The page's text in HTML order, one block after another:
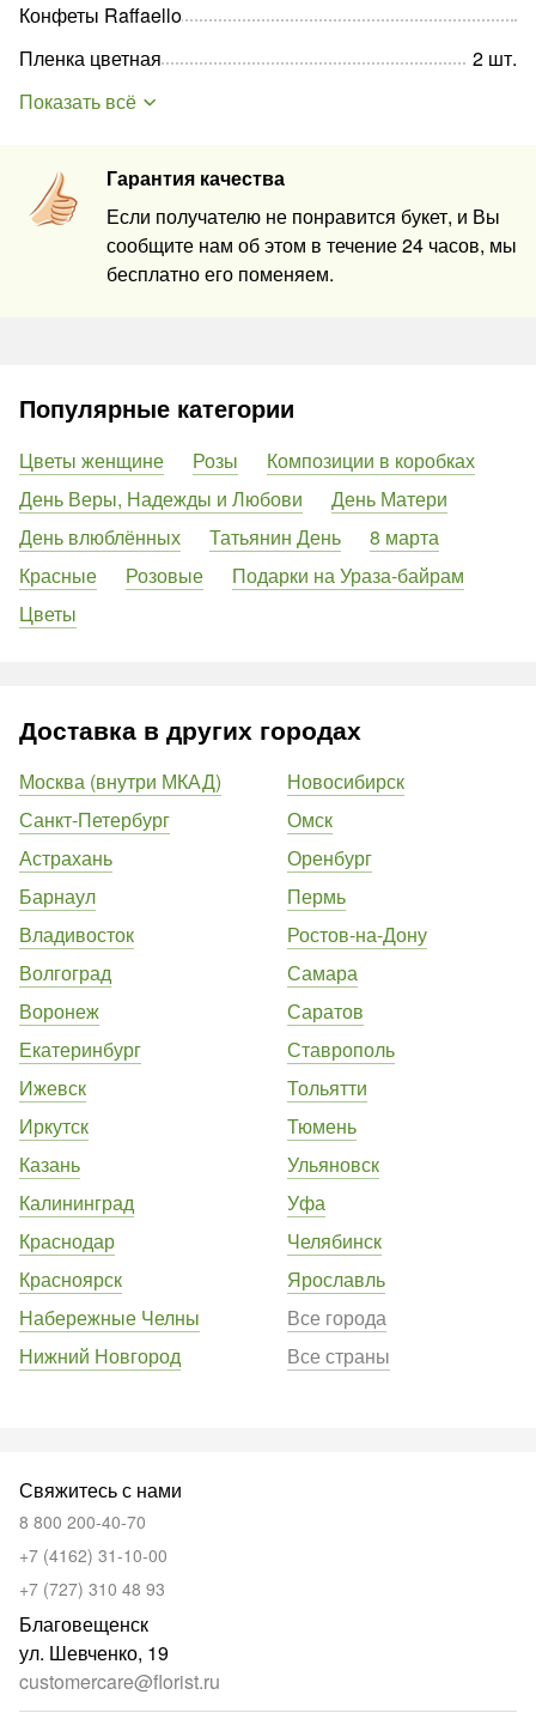
Гарантия качества
Если получателю не понравится букет, и Вы
сообщите нам об этом в течение 24 часов, мы
бесплатно его поменяем.
Конфеты Raffaello
Пленка цветная
2 шт.
Показать всё
Популярные категории
Цветы женщине Розы
Композиции в коробках
День Веры, Надежды и Любови
День Матери
День влюблённых
Татьянин День
8 марта
Красные
Розовые
Подарки на Ураза-байрам
Цветы
Доставка в других городах
Москва (внутри МКАД)
Санкт-Петербург
Астрахань
Барнаул
Владивосток
Волгоград
Воронеж
Екатеринбург
Ижевск
Иркутск
Казань
Калининград
Краснодар
Красноярск
Набережные Челны
Нижний Новгород
Новосибирск
Омск
Оренбург
Пермь
Ростов-на-Дону
Самара
Саратов
Ставрополь
Тольятти
Тюмень
Ульяновск
Уфа
Челябинск
Ярославль
Все города
Все страны
Свяжитесь с нами
8 800 200-40-70
+7 (4162) 31-10-00
+7 (727) 310 48 93
Благовещенск
ул. Шевченко, 19
customercare@florist.ru